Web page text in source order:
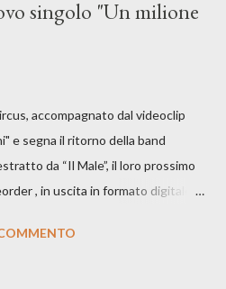
singolo "Un milione
accompagnato dal videoclip
e segna il ritorno della band
da “Il Male”, il loro prossimo
, in uscita in formato digitale il
CREDITI Produced by A71